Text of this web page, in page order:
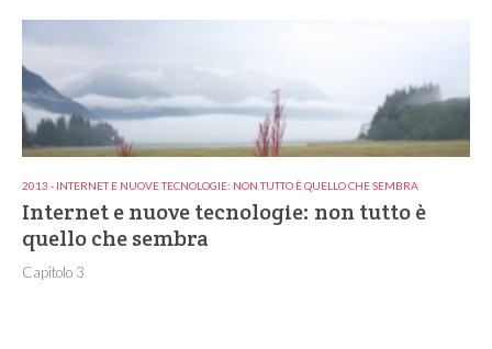
2013 - INTERNET E NUOVE TECNOLOGIE: NON TUTTO È QUELLO CHE SEMBRA
Internet e nuove tecnologie: non tutto è
quello che sembra
Capitolo 3